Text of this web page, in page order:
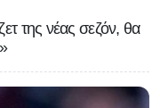
της νέας σεζόν, θα